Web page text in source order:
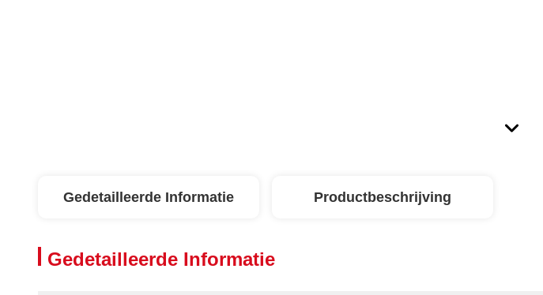
Gedetailleerde Informatie Productbeschrijving
Gedetailleerde Informatie